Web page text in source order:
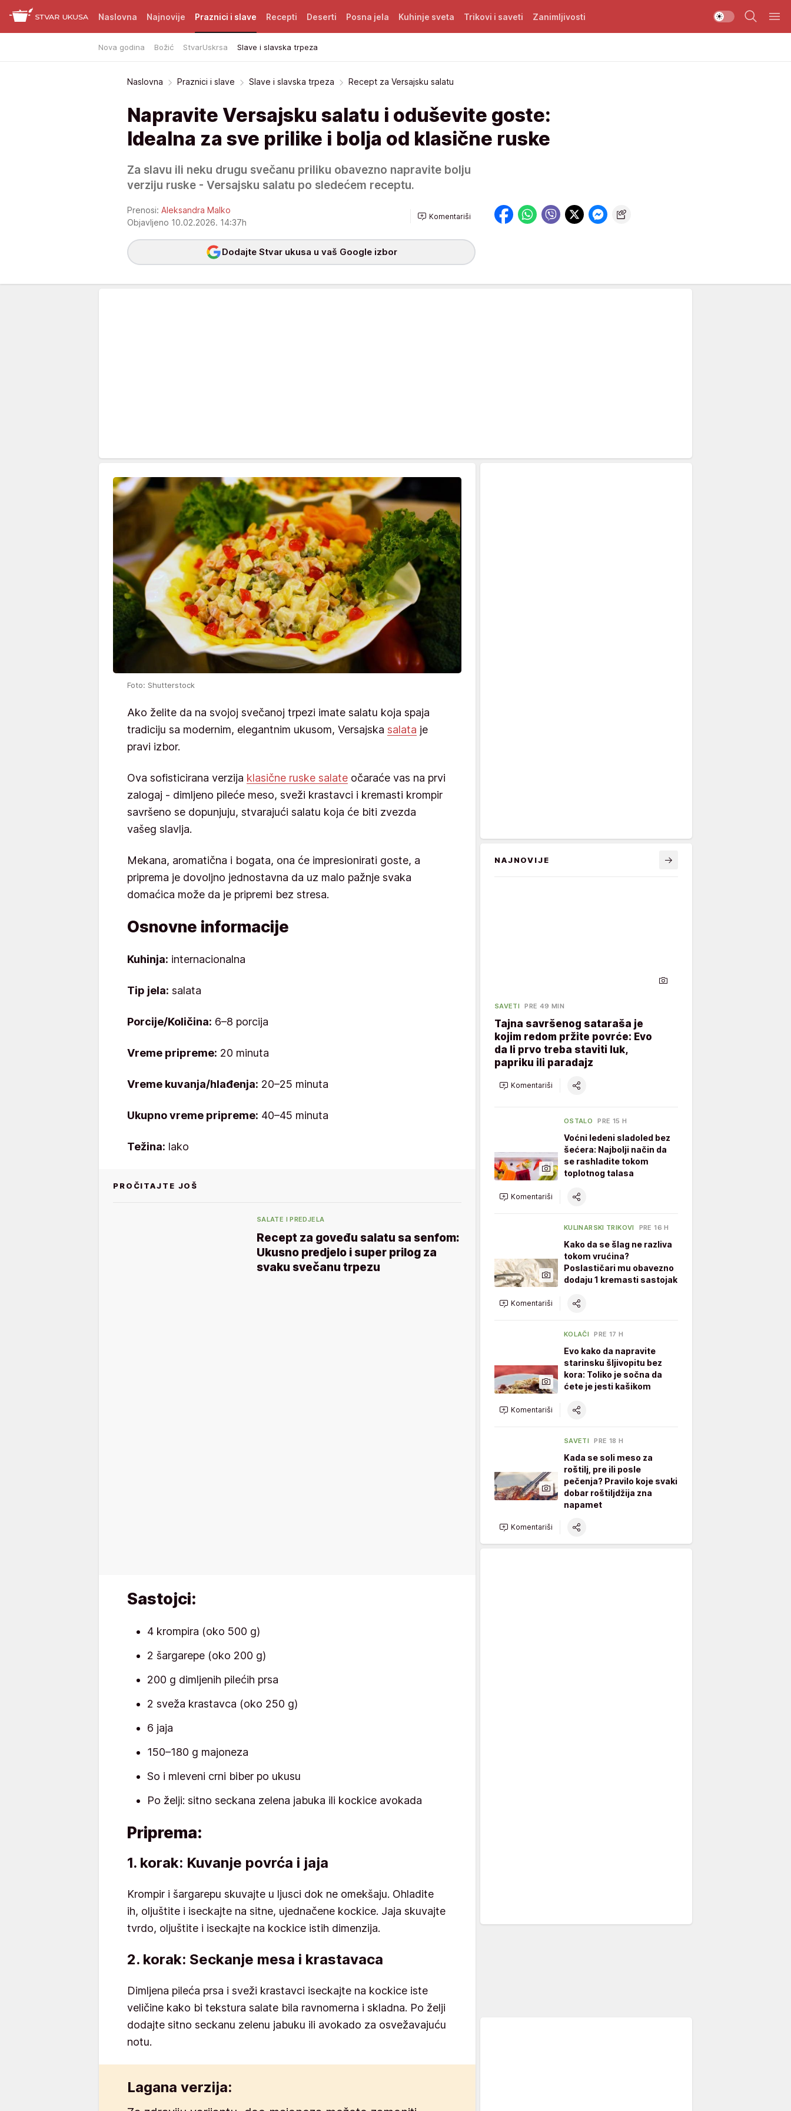
Naslovna Najnovije Praznici i slave
Nova godina Božić StvarUskrsa Slave i slavska trpeza
Recepti Deserti Posna jela Kuhinje sveta Trikovi i saveti Zanimljivosti
Naslovna Praznici i slave Slave i slavska trpeza Recept za Versajsku salatu
Napravite Versajsku salatu i oduševite goste:
Idealna za sve prilike i bolja od klasične ruske
Za slavu ili neku drugu svečanu priliku obavezno napravite bolju
verziju ruske - Versajsku salatu po sledećem receptu.
Prenosi: Aleksandra Malko
Objavljeno 10.02.2026. 14:37h
Komentariši
Dodajte Stvar ukusa u vaš Google izbor
Foto: Shutterstock
Ako želite da na svojoj svečanoj trpezi imate salatu koja spaja
tradiciju sa modernim, elegantnim ukusom, Versaјska salata je
pravi izbor.
Ova sofisticirana verzija klasične ruske salate očaraće vas na prvi
zalogaj - dimljeno pileće meso, sveži krastavci i kremasti krompir
savršeno se dopunjuju, stvarajući salatu koja će biti zvezda
vašeg slavlja.
Mekana, aromatična i bogata, ona će impresionirati goste, a
priprema je dovoljno jednostavna da uz malo pažnje svaka
domaćica može da je pripremi bez stresa.
Osnovne informacije
Kuhinja: internacionalna
Tip jela: salata
Porcije/Količina: 6–8 porcija
Vreme pripreme: 20 minuta
Vreme kuvanja/hlađenja: 20–25 minuta
Ukupno vreme pripreme: 40–45 minuta
Težina: lako
PROČITAJTE JOŠ
SALATE I PREDJELA
Recept za goveđu salatu sa senfom:
Ukusno predjelo i super prilog za
svaku svečanu trpezu
Sastojci:
4 krompira (oko 500 g)
2 šargarepe (oko 200 g)
200 g dimljenih pilećih prsa
2 sveža krastavca (oko 250 g)
6 jaja
150–180 g majoneza
So i mleveni crni biber po ukusu
Po želji: sitno seckana zelena jabuka ili kockice avokada
Priprema:
1. korak: Kuvanje povrća i jaja
Krompir i šargarepu skuvajte u ljusci dok ne omekšaju. Ohladite
ih, oljuštite i iseckajte na sitne, ujednačene kockice. Jaja skuvajte
tvrdo, oljuštite i iseckajte na kockice istih dimenzija.
2. korak: Seckanje mesa i krastavaca
Dimljena pileća prsa i sveži krastavci iseckajte na kockice iste
veličine kako bi tekstura salate bila ravnomerna i skladna. Po želji
dodajte sitno seckanu zelenu jabuku ili avokado za osvežavajuću
notu.
Lagana verzija:
NAJNOVIJE
SAVETI PRE 49 MIN
Tajna savršenog sataraša je
kojim redom pržite povrće: Evo
da li prvo treba staviti luk,
papriku ili paradajz
Komentariši
OSTALO PRE 15 H
Voćni ledeni sladoled bez
šećera: Najbolji način da
se rashladite tokom
toplotnog talasa
Komentariši
KULINARSKI TRIKOVI PRE 16 H
Kako da se šlag ne razliva
tokom vrućina?
Poslastičari mu obavezno
dodaju 1 kremasti sastojak
Komentariši
KOLAČI PRE 17 H
Evo kako da napravite
starinsku šljivopitu bez
kora: Toliko je sočna da
ćete je jesti kašikom
Komentariši
SAVETI PRE 18 H
Kada se soli meso za
roštilj, pre ili posle
pečenja? Pravilo koje svaki
dobar roštiljdžija zna
napamet
Komentariši